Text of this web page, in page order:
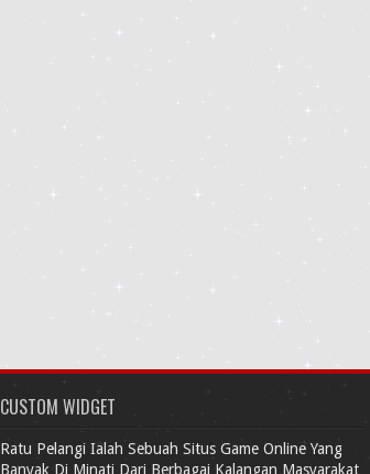
CUSTOM WIDGET
Ratu Pelangi Ialah Sebuah Situs Game Online Yang
Banyak Di Minati Dari Berbagai Kalangan Masyarakat